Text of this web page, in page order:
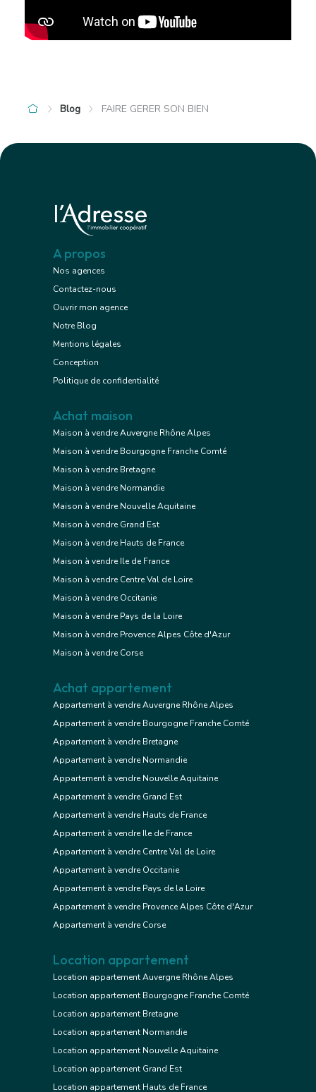
Blog FAIRE GERER SON BIEN
A propos
Nos agences
Contactez-nous
Ouvrir mon agence
Notre Blog
Mentions légales
Conception
Politique de confidentialité
Achat maison
Maison à vendre Auvergne Rhône Alpes
Maison à vendre Bourgogne Franche Comté
Maison à vendre Bretagne
Maison à vendre Normandie
Maison à vendre Nouvelle Aquitaine
Maison à vendre Grand Est
Maison à vendre Hauts de France
Maison à vendre Ile de France
Maison à vendre Centre Val de Loire
Maison à vendre Occitanie
Maison à vendre Pays de la Loire
Maison à vendre Provence Alpes Côte d'Azur
Maison à vendre Corse
Achat appartement
Appartement à vendre Auvergne Rhône Alpes
Appartement à vendre Bourgogne Franche Comté
Appartement à vendre Bretagne
Appartement à vendre Normandie
Appartement à vendre Nouvelle Aquitaine
Appartement à vendre Grand Est
Appartement à vendre Hauts de France
Appartement à vendre Ile de France
Appartement à vendre Centre Val de Loire
Appartement à vendre Occitanie
Appartement à vendre Pays de la Loire
Appartement à vendre Provence Alpes Côte d'Azur
Appartement à vendre Corse
Location appartement
Location appartement Auvergne Rhône Alpes
Location appartement Bourgogne Franche Comté
Location appartement Bretagne
Location appartement Normandie
Location appartement Nouvelle Aquitaine
Location appartement Grand Est
Location appartement Hauts de France